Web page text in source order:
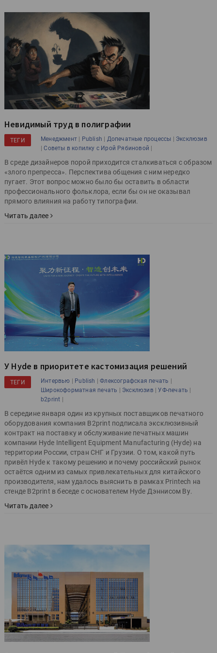
Невидимый труд в полиграфии
ТЕГИ Менеджмент | Publish | Допечатные процессы | Эксклюзив
|Советы в копилку с Ирой Рябиновой |
В среде дизайнеров порой приходится сталкиваться с образом
«злого препресса». Перспектива общения с ним нередко
пугает. Этот вопрос можно было бы оставить в области
профессионального фольклора, если бы он не оказывал
прямого влияния на работу типографии.
Читать далее
У Hyde в приоритете кастомизация решений
ТЕГИ Интервью | Publish |Флексографская печать |
Широкоформатная печать | Эксклюзив |УФ-печать |
b2print |
В середине января один из крупных поставщиков печатного
оборудования компания B2print подписала эксклюзивный
контракт на поставку и обслуживание печатных машин
компании Hyde Intelligent Equipment Manufacturing (Hyde) на
территории России, стран СНГ и Грузии. О том, какой путь
привёл Hyde к такому решению и почему российский рынок
остаётся одним из самых привлекательных для китайского
производителя, нам удалось выяснить в рамках Printech на
стенде B2print в беседе с основателем Hyde Дэннисом Ву.
Читать далее